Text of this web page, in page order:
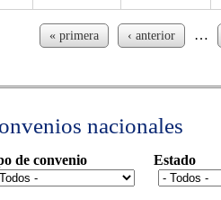
« primera ‹ anterior …
nacionales
de convenio Estado